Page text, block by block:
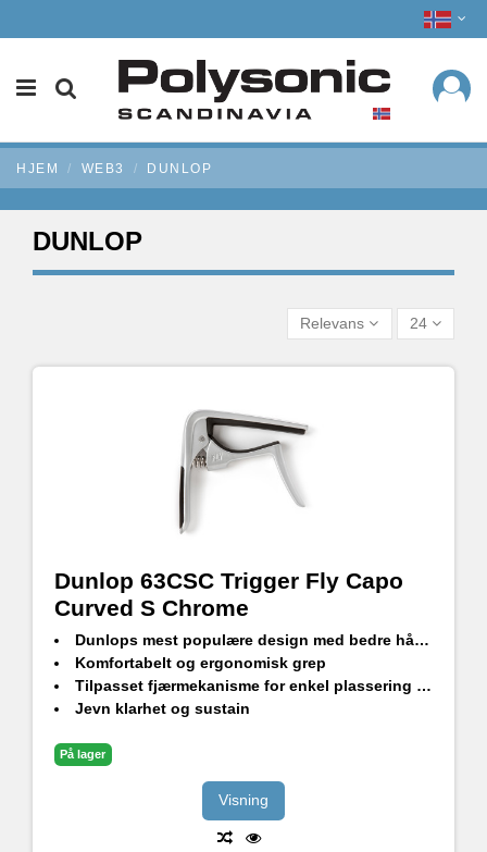
HJEM WEB3 DUNLOP
DUNLOP
Relevans 24
Dunlop 63CSC Trigger Fly Capo
Curved S Chrome
Dunlops mest populære design med bedre håndtering og stabilitet
Komfortabelt og ergonomisk grep
Tilpasset fjærmekanisme for enkel plassering og nøyaktig intonasjon
Jevn klarhet og sustain
På lager
Visning